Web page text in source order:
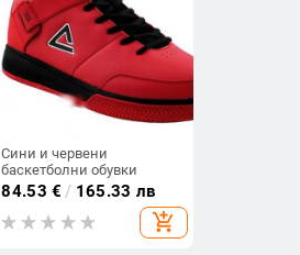
Сини и червени
баскетболни обувки
84.53 € / 165.33 лв
add_shopping_cart